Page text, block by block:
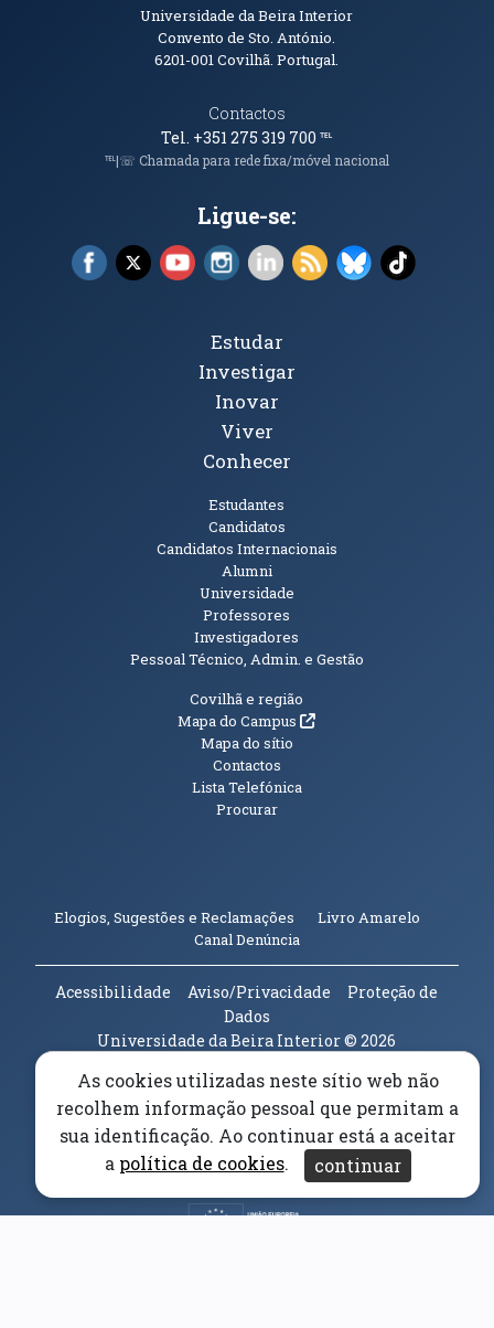
Informações de Contacto
Universidade da Beira Interior
Convento de Sto. António.
6201-001Covilhã. Portugal.
Contactos
Tel. +351 275 319 700℡
℡|☏ Chamada para rede fixa/móvel nacional
Ligue-se:
Facebook (abre em nova janela)
X (abre em nova janela)
YouTube (abre em nova janela)
Instagram (abre em nova janela)
LinkedIn (abre em nova
RSS (abre em nova
Bluesky (abre
TikTok
Tópicos Principais
Estudar
Investigar
Inovar
Viver
Conhecer
Estudantes
Candidatos
Candidatos Internacionais
Alumni
Universidade
Professores
Investigadores
Pessoal Técnico, Admin. e Gestão
Informações Adicionais
Covilhã e região
Mapa do Campus(abre em nova janela)
Mapa do sítio
Contactos
Lista Telefónica
Procurar
Elogios, Sugestões e Reclamações Livro Amarelo
Canal Denúncia(abre em nova janela)
Acessibilidade Aviso/Privacidade
Proteção de
Dados
Universidade da Beira Interior© 2026
Parceiros e Financiadores(abre em nova janela)
(abre em nova janela)
(abre em nova janela)
As cookies utilizadas neste sítio web não
recolhem informação pessoal que permitam a
sua identificação. Ao continuar está a aceitar
a política de cookies. continuar